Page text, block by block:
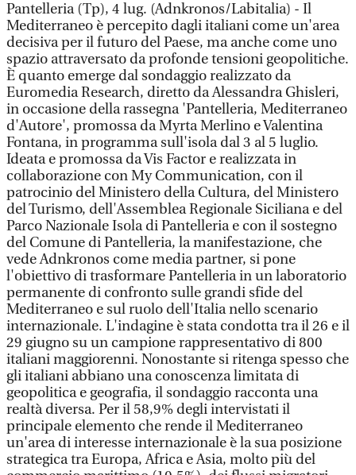
Pantelleria (Tp), 4 lug. (Adnkronos/Labitalia) - Il
Mediterraneo è percepito dagli italiani come un'area
decisiva per il futuro del Paese, ma anche come uno
spazio attraversato da profonde tensioni geopolitiche.
È quanto emerge dal sondaggio realizzato da
Euromedia Research, diretto da Alessandra Ghisleri,
in occasione della rassegna 'Pantelleria, Mediterraneo
d'Autore', promossa da Myrta Merlino e Valentina
Fontana, in programma sull'isola dal 3 al 5 luglio.
Ideata e promossa da Vis Factor e realizzata in
collaborazione con My Communication, con il
patrocinio del Ministero della Cultura, del Ministero
del Turismo, dell'Assemblea Regionale Siciliana e del
Parco Nazionale Isola di Pantelleria e con il sostegno
del Comune di Pantelleria, la manifestazione, che
vede Adnkronos come media partner, si pone
l'obiettivo di trasformare Pantelleria in un laboratorio
permanente di confronto sulle grandi sfide del
Mediterraneo e sul ruolo dell'Italia nello scenario
internazionale. L'indagine è stata condotta tra il 26 e il
29 giugno su un campione rappresentativo di 800
italiani maggiorenni. Nonostante si ritenga spesso che
gli italiani abbiano una conoscenza limitata di
geopolitica e geografia, il sondaggio racconta una
realtà diversa. Per il 58,9% degli intervistati il
principale elemento che rende il Mediterraneo
un'area di interesse internazionale è la sua posizione
strategica tra Europa, Africa e Asia, molto più del